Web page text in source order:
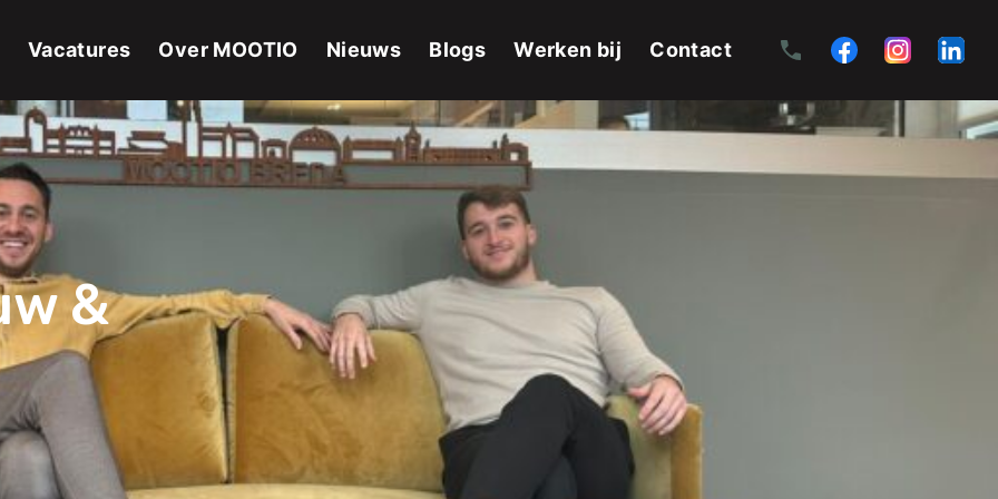
Vacatures Over MOOTIO Nieuws Blogs Werken bij Contact
&